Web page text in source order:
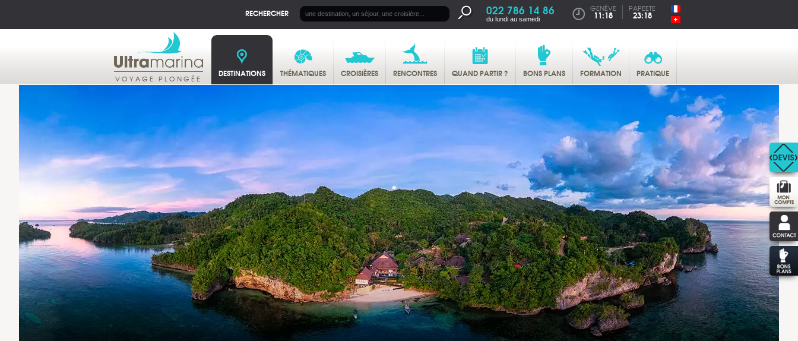
RECHERCHER 022 786 14 86
du lundi au samedi
GENÈVE
11:18
PAPEETE
23:18
VOYAGE PLONGÉE DESTINATIONS THÉMATIQUES CROISIÈRES RENCONTRES QUAND PARTIR ? BONS PLANS FORMATION PRATIQUE